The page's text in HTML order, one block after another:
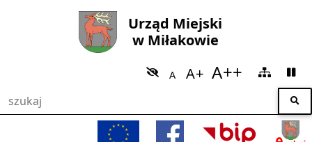
Urząd Miejski
w Miłakowie